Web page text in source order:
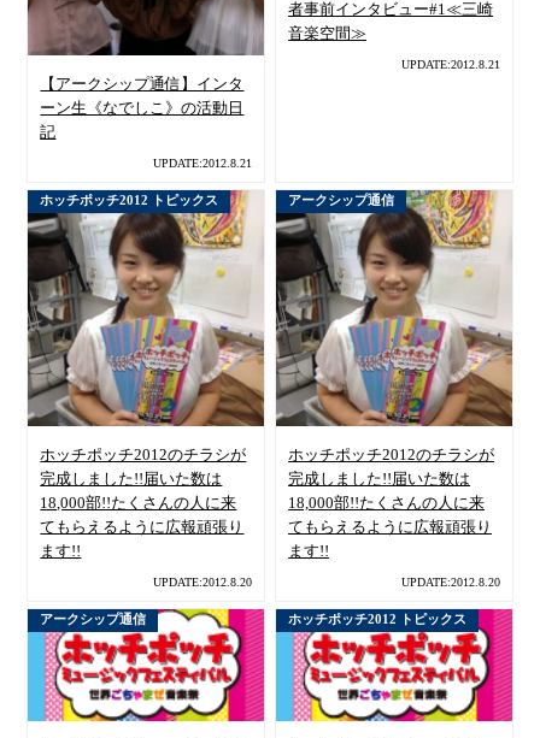
【アークシップ通信】インタ
ーン生《なでしこ》の活動日
記
UPDATE:2012.8.21
者事前インタビュー#1≪三崎
音楽空間≫
UPDATE:2012.8.21
ホッチポッチ2012 トピックス
ホッチポッチ2012のチラシが
完成しました!!届いた数は
18,000部!!たくさんの人に来
てもらえるように広報頑張り
ます!!
UPDATE:2012.8.20
アークシップ通信
ホッチポッチ2012のチラシが
完成しました!!届いた数は
18,000部!!たくさんの人に来
てもらえるように広報頑張り
ます!!
UPDATE:2012.8.20
アークシップ通信 ホッチポッチ2012 トピックス